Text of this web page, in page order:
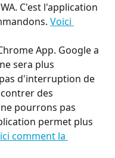
C'est l'application
Voici
App. Google a
sera plus
d'interruption de
des
pourrons pas
permet plus
comment la